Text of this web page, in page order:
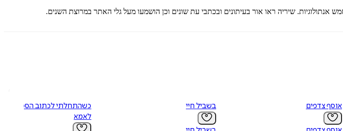
אוסף צדפים בשביל חיי
כשהתחלתי לכתוב הספד
לאמא